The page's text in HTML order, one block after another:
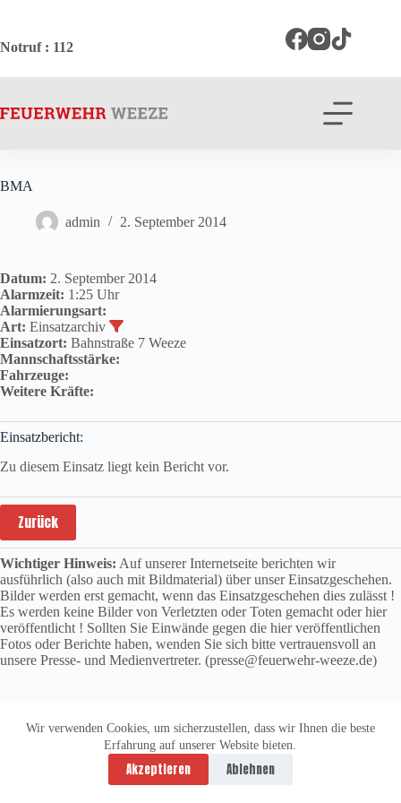
springen
Wir verwenden Cookies, um sicherzustellen, dass wir Ihnen die beste
Erfahrung auf unserer Website bieten.
Akzeptieren Ablehnen
Notruf: 112
BMA
admin 2. September 2014
Datum: 2. September 2014
Alarmzeit: 1:25 Uhr
Alarmierungsart:
Art: Einsatzarchiv
Einsatzort: Bahnstraße 7 Weeze
Mannschaftsstärke:
Fahrzeuge:
Weitere Kräfte:
Einsatzbericht:
Zu diesem Einsatz liegt kein Bericht vor.
Zurück
Wichtiger Hinweis: Auf unserer Internetseite berichten wir
ausführlich (also auch mit Bildmaterial) über unser Einsatzgeschehen.
Bilder werden erst gemacht, wenn das Einsatzgeschehen dies zulässt !
Es werden keine Bilder von Verletzten oder Toten gemacht oder hier
veröffentlicht ! Sollten Sie Einwände gegen die hier veröffentlichen
Fotos oder Berichte haben, wenden Sie sich bitte vertrauensvoll an
unsere Presse- und Medienvertreter. (presse@feuerwehr-weeze.de)
Datenschutzerklärung
Impressum
Copyright © 2026 -
vitolution